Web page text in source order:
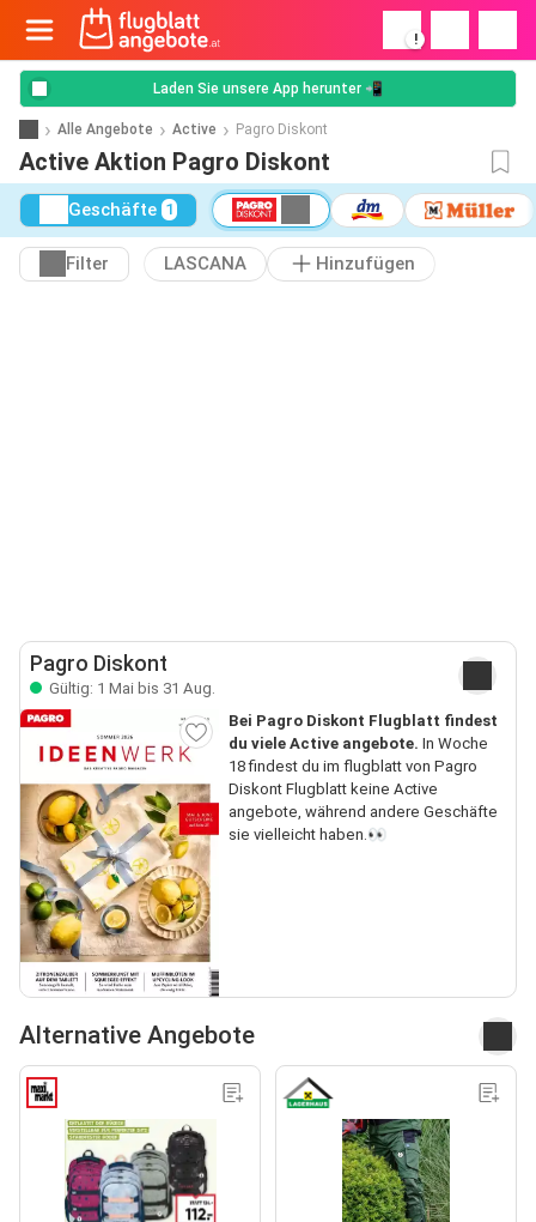
!
Laden Sie unsere App herunter 📲
Alle Angebote Active Pagro Diskont
Active Aktion Pagro Diskont
Geschäfte 1
Filter LASCANA Hinzufügen
Pagro Diskont
Gültig: 1 Mai bis 31 Aug.
Bei Pagro Diskont Flugblatt findest
du viele Active angebote. In Woche
18 findest du im flugblatt von Pagro
Diskont Flugblatt keine Active
angebote, während andere Geschäfte
sie vielleicht haben.👀
Alternative Angebote